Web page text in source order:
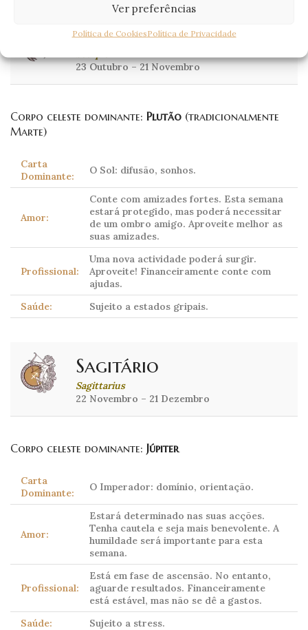
Ver preferências
Política de CookiesPolítica de Privacidade
Escorpião
23 Outubro – 21 Novembro
Corpo celeste dominante: Plutão (tradicionalmente
Marte)
Carta
Dominante:
O Sol: difusão, sonhos.
Amor:
Conte com amizades fortes. Esta semana
estará protegido, mas poderá necessitar
de um ombro amigo. Aproveite melhor as
suas amizades.
Profissional:
Uma nova actividade poderá surgir.
Aproveite! Financeiramente conte com
ajudas.
Saúde:
Sujeito a estados gripais.
Sagitário
Sagittarius
22 Novembro – 21 Dezembro
Corpo celeste dominante: Júpiter
Carta
Dominante:
O Imperador: domínio, orientação.
Amor:
Estará determinado nas suas acções.
Tenha cautela e seja mais benevolente. A
humildade será importante para esta
semana.
Profissional:
Está em fase de ascensão. No entanto,
aguarde resultados. Financeiramente
está estável, mas não se dê a gastos.
Saúde:
Sujeito a stress.